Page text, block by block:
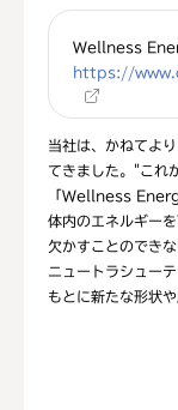
Wellness
https://
当社は、かねてよ
てきました。"これ
「Wellness
体内のエネルギー
欠かすことのでき
ニュートラシュー
もとに新たな形状